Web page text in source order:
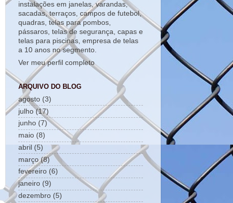
instalações em janelas, varandas,
sacadas, terraços, campos de futebol,
quadras, telas para pombos,
pássaros, telas de segurança, capas e
telas para piscinas, empresa de telas
a 10 anos no segmento.
Ver meu perfil completo
ARQUIVO DO BLOG
agosto (3)
julho(17)
junho (7)
maio (8)
abril (5)
março(8)
fevereiro (6)
janeiro (9)
dezembro (5)